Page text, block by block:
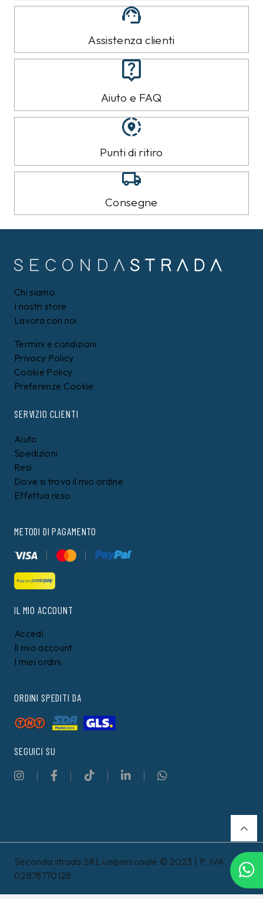
Assistenza clienti
Aiuto e FAQ
Punti di ritiro
Consegne
Chi siamo
I nostri store
Lavora con noi
Termini e condizioni
Privacy Policy
Cookie Policy
Preferenze Cookie
SERVIZIO CLIENTI
Aiuto
Spedizioni
Resi
Dove si trova il mio ordine
Effettua reso
METODI DI PAGAMENTO
IL MIO ACCOUNT
Accedi
Il mio account
I miei ordini
ORDINI SPEDITI DA
SEGUICI SU
Seconda strada SRL unipersonale © 2023 | P. IVA
02878770128